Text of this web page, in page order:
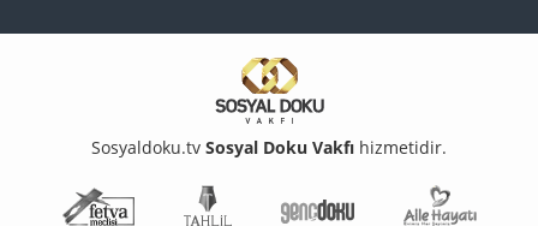
Sosyaldoku.tv Sosyal Doku Vakfı hizmetidir.
Fetva Meclisi
Genç Doku